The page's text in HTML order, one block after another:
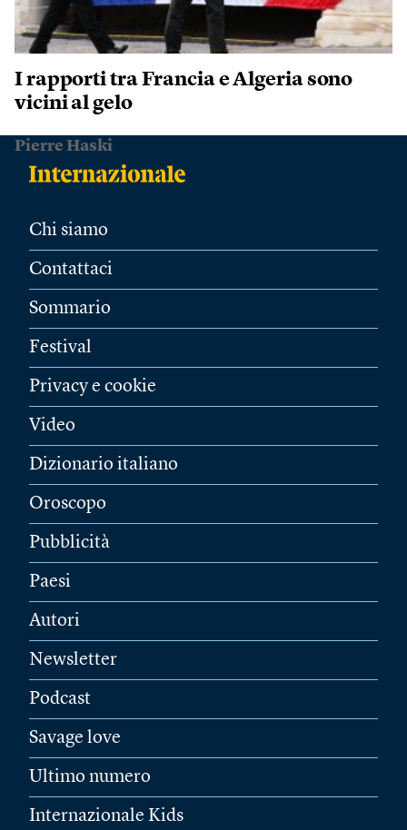
I rapporti tra Francia e Algeria sono
vicini al gelo
Pierre Haski
Chi siamo
Contattaci
Sommario
Festival
Privacy e cookie
Video
Dizionario italiano
Oroscopo
Pubblicità
Paesi
Autori
Newsletter
Podcast
Savage love
Ultimo numero
Internazionale Kids